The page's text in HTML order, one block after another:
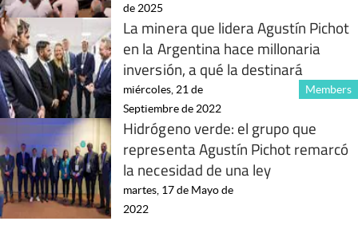
de 2025
La minera que lidera Agustín Pichot
en la Argentina hace millonaria
inversión, a qué la destinará
Members
miércoles, 21 de
Septiembre de 2022
Hidrógeno verde: el grupo que
representa Agustín Pichot remarcó
la necesidad de una ley
martes, 17 de Mayo de
2022